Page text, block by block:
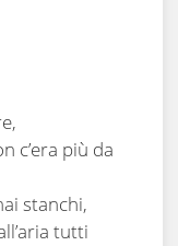
c’era più da
stanchi,
tutti